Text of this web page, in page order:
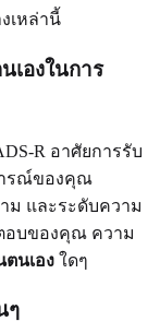
เหล่านี้
เองในการ
R อาศัยการรับ
ารณ์ของคุณ
ม และระดับความ
อบของคุณ ความ
ตนเอง ใดๆ
ๆ